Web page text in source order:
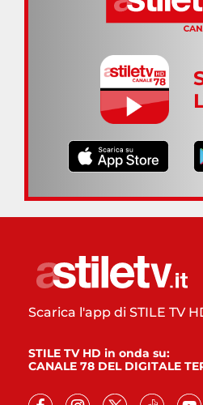
Scarica l'app di STILE TV
STILE TV HD in onda su:
CANALE 78 DEL DIGITALE